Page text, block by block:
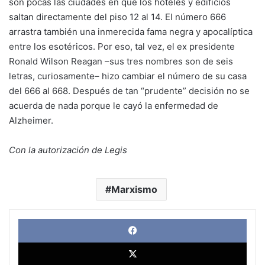
saltan directamente del piso 12 al 14. El número 666
arrastra también una inmerecida fama negra y apocalíptica
entre los esotéricos. Por eso, tal vez, el ex presidente
Ronald Wilson Reagan –sus tres nombres son de seis
letras, curiosamente– hizo cambiar el número de su casa
del 666 al 668. Después de tan “prudente” decisión no se
acuerda de nada porque le cayó la enfermedad de
Alzheimer.
Con la autorización de Legis
Marxismo
X